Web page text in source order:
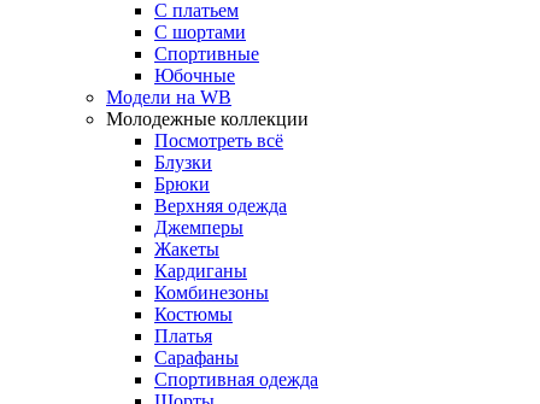
С платьем
С шортами
Спортивные
Юбочные
Модели на WB
Молодежные коллекции
Посмотреть всё
Блузки
Брюки
Верхняя одежда
Джемперы
Жакеты
Кардиганы
Комбинезоны
Костюмы
Платья
Сарафаны
Спортивная одежда